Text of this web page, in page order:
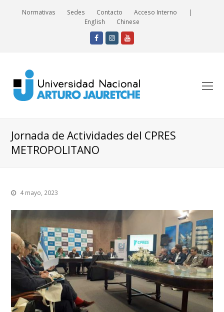
Normativas Sedes Contacto Acceso Interno
|
English
Chinese
Facebook
Instagram
Youtube
Jornada de Actividades del CPRES
METROPOLITANO
4 mayo, 2023